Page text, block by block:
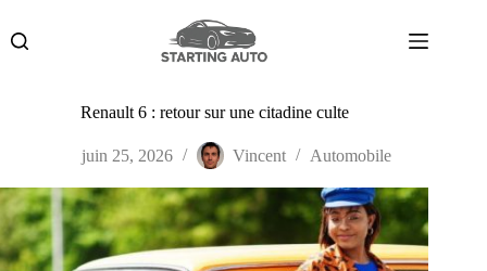
contenu
Renault 6 : retour sur une citadine culte
juin 25, 2026 Vincent Automobile